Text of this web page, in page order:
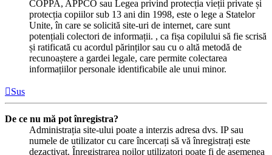
COPPA, APPCO sau Legea privind protecția vieții private și
protecția copiilor sub 13 ani din 1998, este o lege a Statelor
Unite, în care se solicită site-uri de internet, care sunt
potențiali colectori de informații. , ca fișa copilului să fie scrisă
și ratificată cu acordul părinților sau cu o altă metodă de
recunoaștere a gardei legale, care permite colectarea
informațiilor personale identificabile ale unui minor.
Sus
De ce nu mă pot înregistra?
Administrația site-ului poate a interzis adresa dvs. IP sau
numele de utilizator cu care încercați să vă înregistrați este
dezactivat. Înregistrarea noilor utilizatori poate fi de asemenea